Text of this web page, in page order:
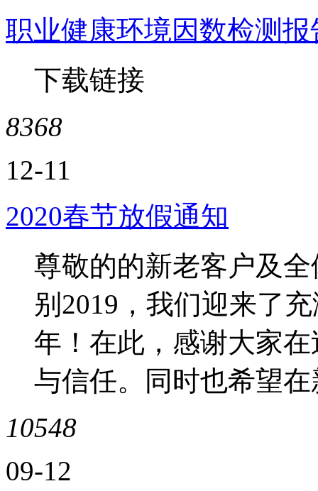
职业健康环境因数检测报
下载链接
8368
12-11
2020春节放假通知
尊敬的的新老客户及
别2019，我们迎来了
年！在此，感谢大家
与信任。同时也希望
10548
09-12